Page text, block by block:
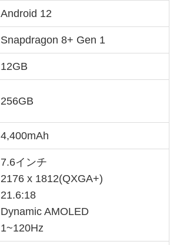
Android 12
Snapdragon 8+ Gen 1
12GB
256GB
4,400mAh
7.6インチ
2176 x 1812(QXGA+)
21.6:18
Dynamic AMOLED
1~120Hz